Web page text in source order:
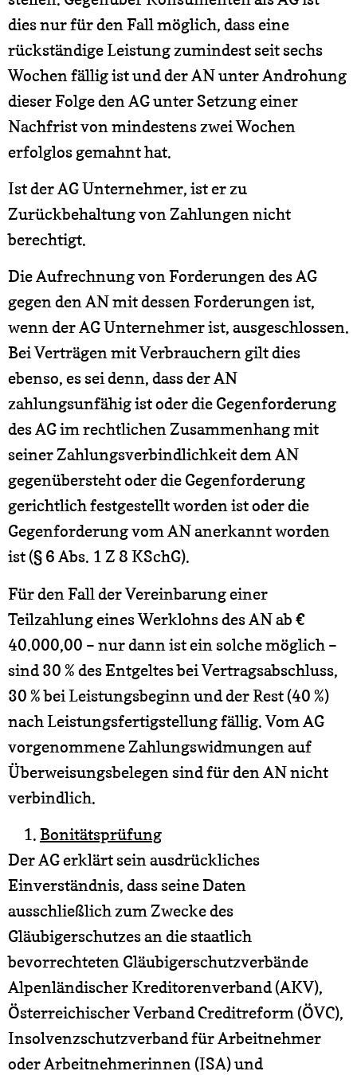
dies nur für den Fall möglich, dass eine
rückständige Leistung zumindest seit sechs
Wochen fällig ist und der AN unter Androhung
dieser Folge den AG unter Setzung einer
Nachfrist von mindestens zwei Wochen
erfolglos gemahnt hat.
Ist der AG Unternehmer, ist er zu
Zurückbehaltung von Zahlungen nicht
berechtigt.
Die Aufrechnung von Forderungen des AG
gegen den AN mit dessen Forderungen ist,
wenn der AG Unternehmer ist, ausgeschlossen.
Bei Verträgen mit Verbrauchern gilt dies
ebenso, es sei denn, dass der AN
zahlungsunfähig ist oder die Gegenforderung
des AG im rechtlichen Zusammenhang mit
seiner Zahlungsverbindlichkeit dem AN
gegenübersteht oder die Gegenforderung
gerichtlich festgestellt worden ist oder die
Gegenforderung vom AN anerkannt worden
ist (§ 6 Abs. 1 Z 8 KSchG).
Für den Fall der Vereinbarung einer
Teilzahlung eines Werklohns des AN ab €
40.000,00 – nur dann ist ein solche möglich –
sind 30 % des Entgeltes bei Vertragsabschluss,
30 % bei Leistungsbeginn und der Rest (40 %)
nach Leistungsfertigstellung fällig. Vom AG
vorgenommene Zahlungswidmungen auf
Überweisungsbelegen sind für den AN nicht
verbindlich.
Bonitätsprüfung
Der AG erklärt sein ausdrückliches
Einverständnis, dass seine Daten
ausschließlich zum Zwecke des
Gläubigerschutzes an die staatlich
bevorrechteten Gläubigerschutzverbände
Alpenländischer Kreditorenverband (AKV),
Österreichischer Verband Creditreform (ÖVC),
Insolvenzschutzverband für Arbeitnehmer
oder Arbeitnehmerinnen (ISA) und